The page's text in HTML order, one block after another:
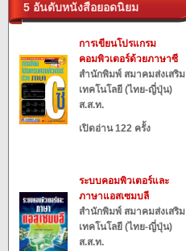
5 อันดับหนังสือยอดนิยม
การเขียนโปรแกรม
คอมพิวเตอร์ด้วยภาษาซี
สำนักพิมพ์ สมาคมส่งเสริม
เทคโนโลยี (ไทย-ญี่ปุ่น)
ส.ส.ท.
เปิดอ่าน 122 ครั้ง
ระบบคอมพิวเตอร์และ
ภาษาแอสเซมบลี
สำนักพิมพ์ สมาคมส่งเสริม
เทคโนโลยี (ไทย-ญี่ปุ่น)
ส.ส.ท.